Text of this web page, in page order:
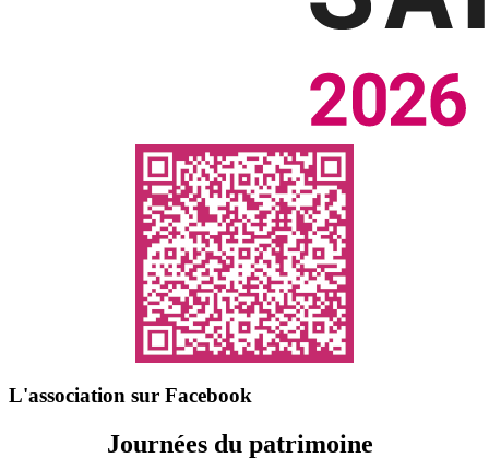
L'association sur Facebook
Journées du patrimoine